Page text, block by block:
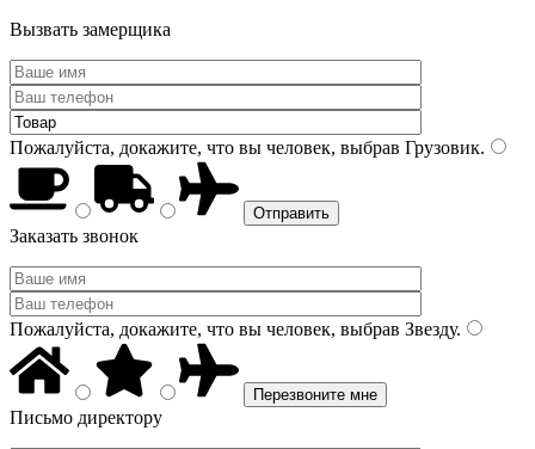
Вызвать замерщика
Пожалуйста, докажите, что вы человек, выбрав Грузовик.
Заказать звонок
Пожалуйста, докажите, что вы человек, выбрав Звезду.
Письмо директору